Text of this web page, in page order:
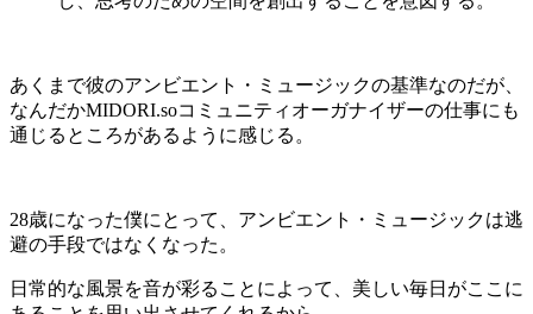
あくまで彼のアンビエント・ミュージックの基準なのだが、
なんだかMIDORI.soコミュニティオーガナイザーの仕事にも
通じるところがあるように感じる。
28歳になった僕にとって、アンビエント・ミュージックは逃
避の手段ではなくなった。
日常的な風景を音が彩ることによって、美しい毎日がここに